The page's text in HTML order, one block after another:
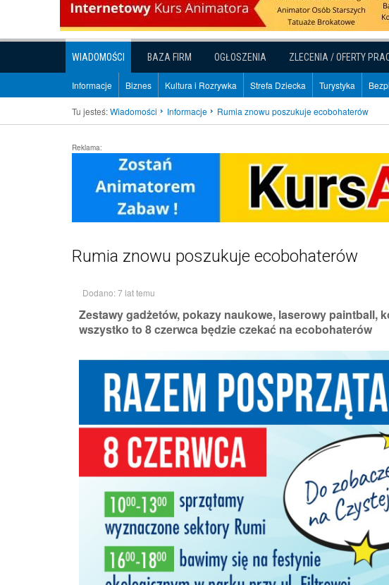
WIADOMOŚCI BAZA FIRM OGŁOSZENIA ZLECENIA / OFERTY
Informacje Biznes Kultura i Rozrywka Strefa Dziecka Turystyka
Tu jesteś:Wiadomości Informacje Rumia znowu poszukuje ecobohaterów
Reklama:
Rumia znowu poszukuje ecobohaterów
Dodano: 7 lat temu
Zestawy gadżetów, pokazy naukowe, laserowy paintball,
wszystko to 8 czerwca będzie czekać na ecobohaterów